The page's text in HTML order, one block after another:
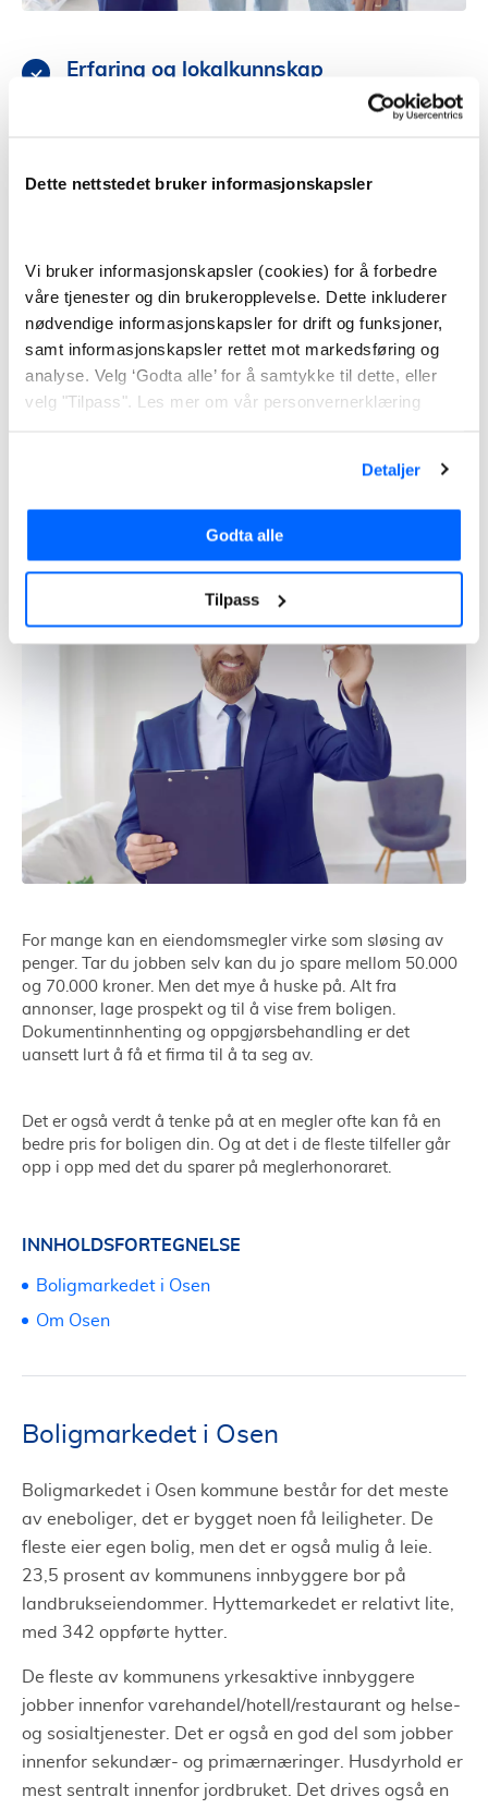
Dette nettstedet bruker informasjonskapsler
Vi bruker informasjonskapsler (cookies) for å forbedre
våre tjenester og din brukeropplevelse. Dette inkluderer
nødvendige informasjonskapsler for drift og funksjoner,
samt informasjonskapsler rettet mot markedsføring og
analyse. Velg ‘Godta alle’ for å samtykke til dette, eller
velg "Tilpass". Les mer om vår personvernerklæring
Detaljer
Godta alle
Tilpass
Erfaring og lokalkunnskap
Start med å se etter meglere som både har erfaring
Sjekk meglerens referanser fra tidligere, og test
Kjemi og personlighet
Velg en megler som du kommuniserer godt med og
som får deg til å føle deg trygg og ivaretatt.
Finn megler i Indre Fosen
For mange kan en eiendomsmegler virke som sløsing av
penger. Tar du jobben selv kan du jo spare mellom 50.000
og 70.000 kroner. Men det mye å huske på. Alt fra
annonser, lage prospekt og til å vise frem boligen.
Dokumentinnhenting og oppgjørsbehandling er det
uansett lurt å få et firma til å ta seg av.
Det er også verdt å tenke på at en megler ofte kan få en
bedre pris for boligen din. Og at det i de fleste tilfeller går
opp i opp med det du sparer på meglerhonoraret.
Boligmarkedet i Osen
Boligmarkedet i Osen kommune består for det meste
av eneboliger, det er bygget noen få leiligheter. De
fleste eier egen bolig, men det er også mulig å leie.
23,5 prosent av kommunens innbyggere bor på
landbrukseiendommer. Hyttemarkedet er relativt lite,
med 342 oppførte hytter.
De fleste av kommunens yrkesaktive innbyggere
jobber innenfor varehandel/hotell/restaurant og helse-
og sosialtjenester. Det er også en god del som jobber
innenfor sekundær- og primærnæringer. Husdyrhold er
mest sentralt innenfor jordbruket. Det drives også en
INNHOLDSFORTEGNELSE
Boligmarkedet i Osen
Om Osen